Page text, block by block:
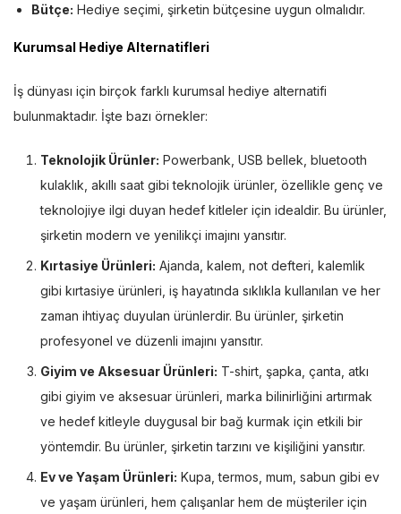
Bütçe: Hediye seçimi, şirketin bütçesine uygun olmalıdır.
Kurumsal Hediye Alternatifleri
İş dünyası için birçok farklı kurumsal hediye alternatifi
bulunmaktadır. İşte bazı örnekler:
Teknolojik Ürünler: Powerbank, USB bellek, bluetooth
kulaklık, akıllı saat gibi teknolojik ürünler, özellikle genç ve
teknolojiye ilgi duyan hedef kitleler için idealdir. Bu ürünler,
şirketin modern ve yenilikçi imajını yansıtır.
Kırtasiye Ürünleri: Ajanda, kalem, not defteri, kalemlik
gibi kırtasiye ürünleri, iş hayatında sıklıkla kullanılan ve her
zaman ihtiyaç duyulan ürünlerdir. Bu ürünler, şirketin
profesyonel ve düzenli imajını yansıtır.
Giyim ve Aksesuar Ürünleri: T-shirt, şapka, çanta, atkı
gibi giyim ve aksesuar ürünleri, marka bilinirliğini artırmak
ve hedef kitleyle duygusal bir bağ kurmak için etkili bir
yöntemdir. Bu ürünler, şirketin tarzını ve kişiliğini yansıtır.
Ev ve Yaşam Ürünleri: Kupa, termos, mum, sabun gibi ev
ve yaşam ürünleri, hem çalışanlar hem de müşteriler için